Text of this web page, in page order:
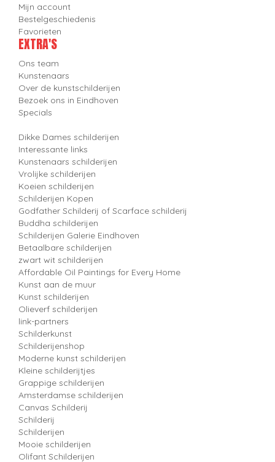
Mijn account
Bestelgeschiedenis
Favorieten
EXTRA'S
Ons team
Kunstenaars
Over de kunstschilderijen
Bezoek ons in Eindhoven
Specials
Dikke Dames schilderijen
Interessante links
Kunstenaars schilderijen
Vrolijke schilderijen
Koeien schilderijen
Schilderijen Kopen
Godfather Schilderij of Scarface schilderij
Buddha schilderijen
Schilderijen Galerie Eindhoven
Betaalbare schilderijen
zwart wit schilderijen
Affordable Oil Paintings for Every Home
Kunst aan de muur
Kunst schilderijen
Olieverf schilderijen
link-partners
Schilderkunst
Schilderijenshop
Moderne kunst schilderijen
Kleine schilderijtjes
Grappige schilderijen
Amsterdamse schilderijen
Canvas Schilderij
Schilderij
Schilderijen
Mooie schilderijen
Olifant Schilderijen